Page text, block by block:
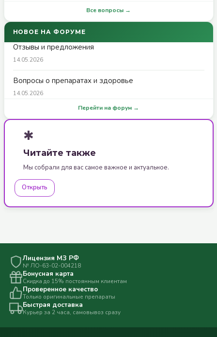
Все вопросы →
НОВОЕ НА ФОРУМЕ
Отзывы и предложения
14.05.2026
Вопросы о препаратах и здоровье
14.05.2026
Перейти на форум →
✱
Читайте также
Мы собрали для вас самое важное и актуальное.
Открыть
Лицензия МЗ РФ
№ ЛО-63-02-004218
Бонусная карта
Скидка до 15% постоянным клиентам
Проверенное качество
Только оригинальные препараты
Быстрая доставка
Курьер за 2 часа, самовывоз сразу